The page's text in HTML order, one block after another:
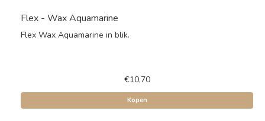
Flex - Wax Aquamarine
Flex Wax Aquamarine in blik.
€10,70
Kopen